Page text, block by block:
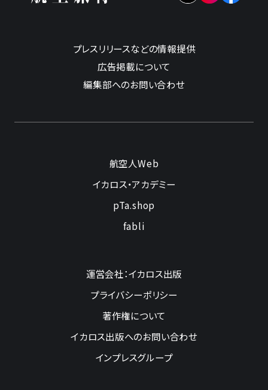
プレスリリースなどの情報提供
広告掲載について
編集部へのお問い合わせ
航空人Web
イカロス・アカデミー
pTa.shop
fabli
運営会社：イカロス出版
プライバシーポリシー
著作権について
イカロス出版へのお問い合わせ
インプレスグループ